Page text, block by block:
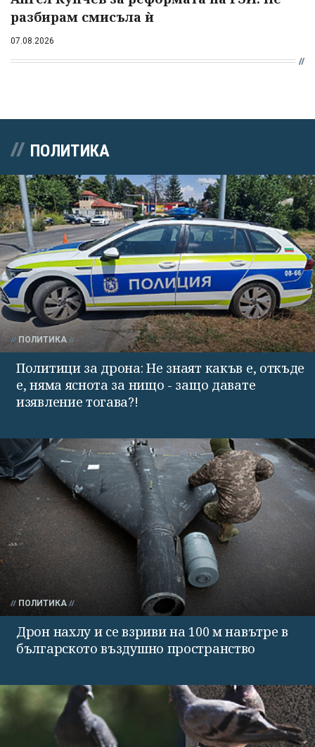
разбирам смисъла ѝ
07.08.2026
ПОЛИТИКА
ПОЛИТИКА
Политици за дрона: Не знаят какъв е, откъде
е, няма яснота за нищо - защо давате
изявление тогава?!
ПОЛИТИКА
Дрон нахлу и се взриви на 100 м навътре в
българското въздушно пространство